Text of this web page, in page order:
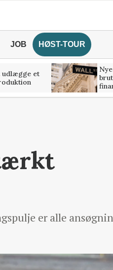
JOB HØST-TOUR
udlægge et
er alle